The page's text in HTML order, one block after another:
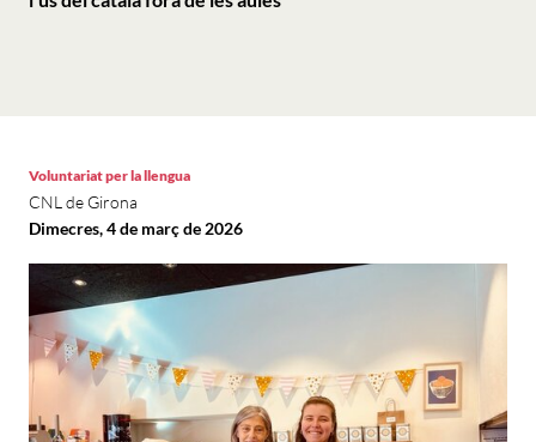
Voluntariat per la llengua
CNL de Girona
Dimecres, 4 de març de 2026